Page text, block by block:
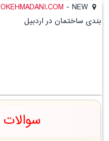
-
بندی ساختمان در اردبيل